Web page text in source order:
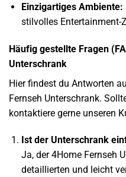
Einzigartiges Ambiente:
stilvolles Entertainment-
Häufig gestellte Fragen
Unterschrank
Hier findest du Antworten
Fernseh Unterschrank.
kontaktiere gerne unseren
Ist der Unterschrank
Ja, der 4Home Fernseh
detaillierten und leicht